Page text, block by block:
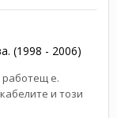
(1998 - 2006)
работещ е.
и този